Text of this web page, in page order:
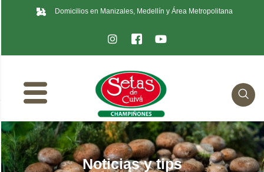
Domicilios en Manizales, Medellín y Área Metropolitana
Noticias y tips